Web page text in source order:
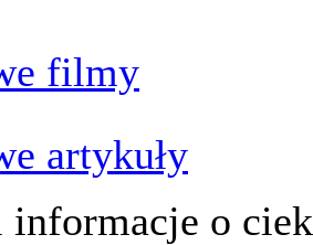
filmy
artykuły
o